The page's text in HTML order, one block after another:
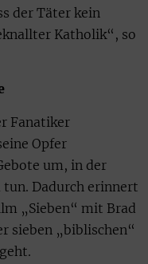
der Täter kein
Katholik“, so
Fanatiker
Opfer
um, in der
Dadurch erinnert
„Sieben“ mit Brad
sieben „biblischen“